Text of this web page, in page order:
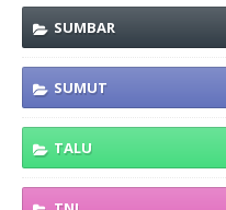
SUMBAR
SUMUT
TALU